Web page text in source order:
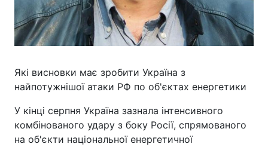
Які висновки має зробити Україна з
найпотужнішої атаки РФ по об'єктах енергетики
У кінці серпня Україна зазнала інтенсивного
комбінованого удару з боку Росії, спрямованого
на об'єкти національної енергетичної